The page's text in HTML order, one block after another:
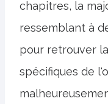
chapitres, la
ressemblant à
pour retrouver
spécifiques de